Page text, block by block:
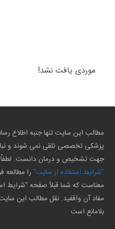
موردی یافت نشد!
مطالب این سایت تنها جنبه اطلاع
پزشکی تخصصی تلقی نمی شوند و
جهت تشخیص و درمان دانست. لطفاً
"شرایط استفاده از سایت" را مطالعه
معناست که شما قبلاً صفحه "شرایط
مفاد آن واقفید. نقل مطالب این
بلامانع است